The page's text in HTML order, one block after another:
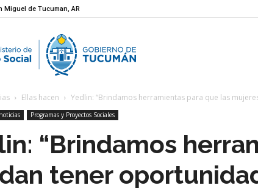
Miguel de Tucuman, AR
Ministerio
de
Desarrollo
Ellas hacen Yedlin: “Brindamos herramientas para que las
noticias Programas y Proyectos Sociales
“Brindamos
tener